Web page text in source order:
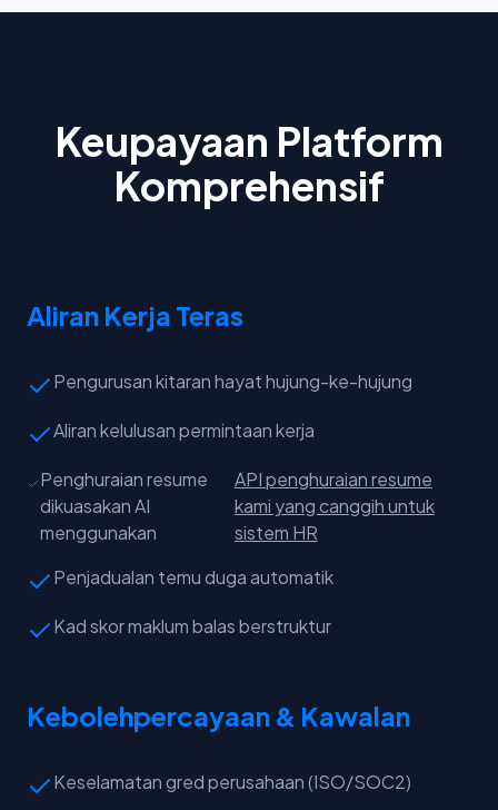
Keupayaan Platform
Komprehensif
Aliran Kerja Teras
Pengurusan kitaran hayat hujung-ke-hujung
Aliran kelulusan permintaan kerja
Penghuraian resume
dikuasakan AI
menggunakan
API penghuraian resume
kami yang canggih untuk
sistem HR
Penjadualan temu duga automatik
Kad skor maklum balas berstruktur
Kebolehpercayaan & Kawalan
Keselamatan gred perusahaan (ISO/SOC2)